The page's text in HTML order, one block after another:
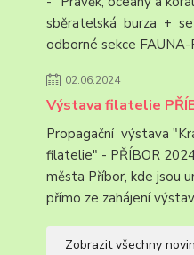
sběratelská burza +
odborné sekce FAUNA-
02.06.2024
Výstava filatelie
Propagační výstava
filatelie" - PŘÍBOR
města Příbor, kde jsou
přímo ze zahájení
Zobrazit všechny